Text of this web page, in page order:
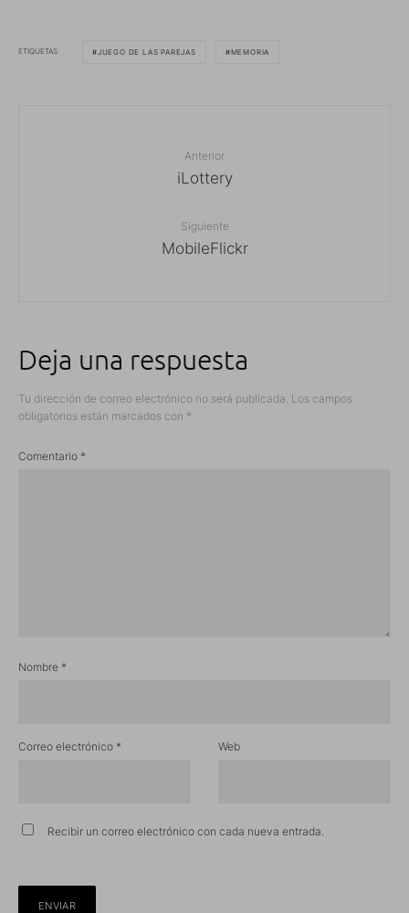
ETIQUETAS JUEGO DE LAS PAREJAS MEMORIA
Anterior
iLottery
Siguiente
MobileFlickr
Deja una respuesta
Tu dirección de correo electrónico no será publicada. Los campos
obligatorios están marcados con *
Comentario *
Nombre *
Correo electrónico * Web
Recibir un correo electrónico con cada nueva entrada.